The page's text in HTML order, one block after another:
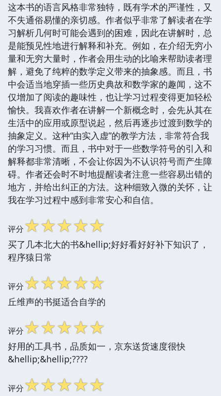
这本书的语言风格非常独特，既有学术的严谨性，又
不失通俗易懂的亲切感。作者似乎非常了解读者在学
习解析几何时可能会遇到的困难，因此在讲解时，总
是能预见性地进行解释和补充。例如，在介绍无穷小
量和无穷大量时，作者会用生动的比喻来帮助读者理
解，避免了纯粹的数学定义带来的抽象感。而且，书
中会适当地穿插一些历史典故和数学家的趣闻，这不
仅增加了阅读的趣味性，也让学习过程变得更加轻松
愉快。我喜欢作者在讲解一个新概念时，会先从其在
生活中的应用或原型说起，然后再逐步过渡到数学的
抽象定义。这种“由实入虚”的教学方法，非常符合我
的学习习惯。而且，书中对于一些数学符号的引入和
解释都非常清晰，不会让你因为不认识符号而产生障
碍。作者还会时不时地提醒读者注意一些容易出错的
地方，并给出纠正的方法。这种细致入微的关怀，让
我在学习过程中感到非常安心和自信。
评分☆☆☆☆☆
买了几本北大的书&hellip;好好看好好补下知识了，
程序猿日常
评分☆☆☆☆☆
丘维声的书挺适合自学的
评分☆☆☆☆☆
好用的工具书，品质如一，京东送货速度很快
&hellip;&hellip;????
评分☆☆☆☆☆